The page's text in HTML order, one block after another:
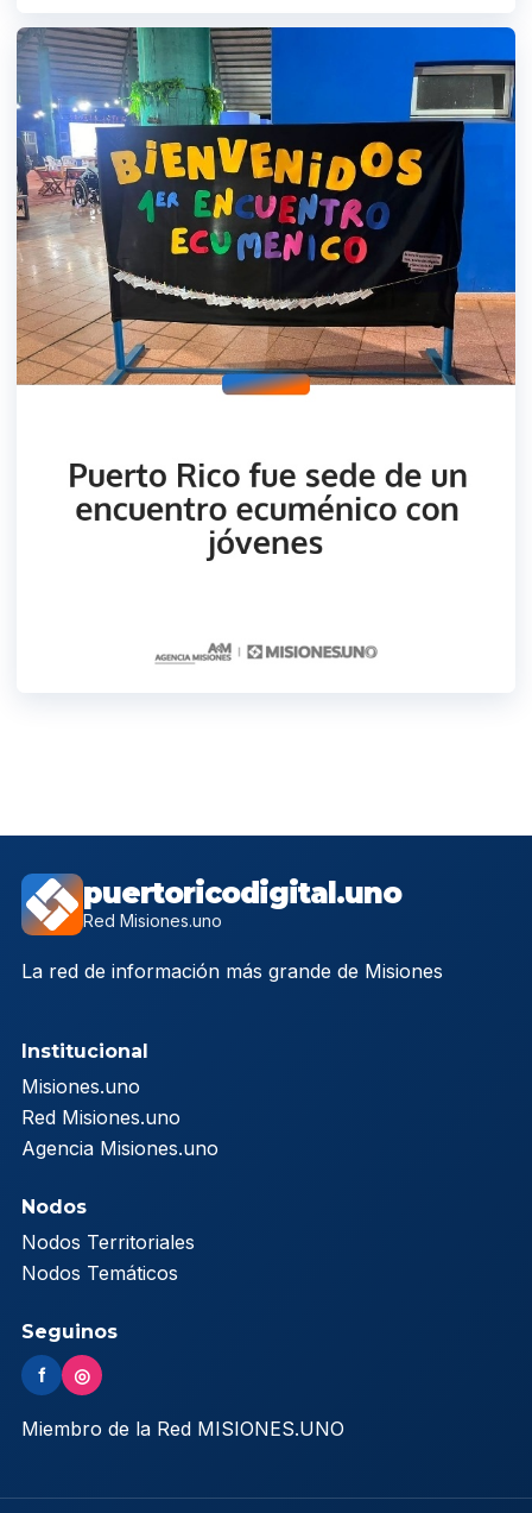
puertoricodigital.uno
Red Misiones.uno
La red de información más grande de Misiones
Institucional
Misiones.uno
Red Misiones.uno
Agencia Misiones.uno
Nodos
Nodos Territoriales
Nodos Temáticos
Seguinos
f ◎
Miembro de la Red MISIONES.UNO